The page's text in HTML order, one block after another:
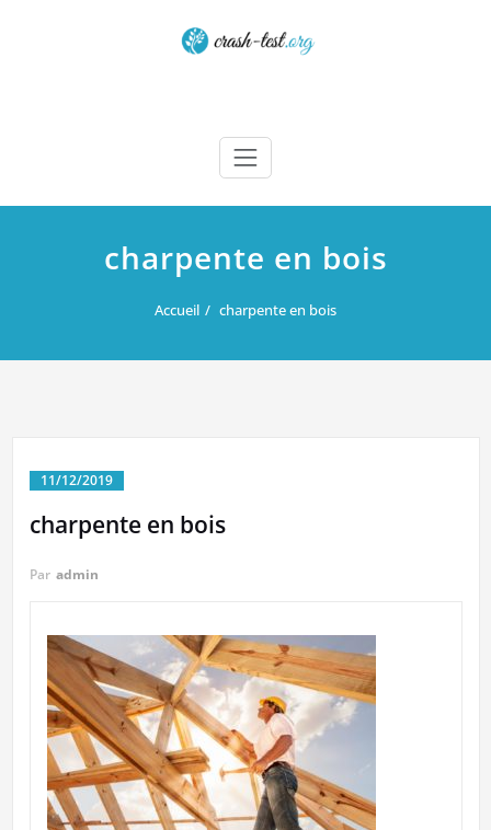
charpente en bois
Accueil charpente en bois
11/12/2019
charpente en bois
Par admin